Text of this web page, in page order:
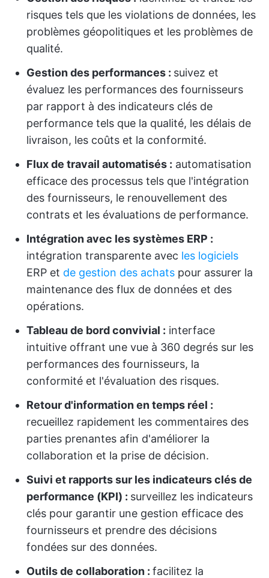
risques tels que les violations de données, les
problèmes géopolitiques et les problèmes de
qualité.
Gestion des performances : suivez et
évaluez les performances des fournisseurs
par rapport à des indicateurs clés de
performance tels que la qualité, les délais de
livraison, les coûts et la conformité.
Flux de travail automatisés : automatisation
efficace des processus tels que l'intégration
des fournisseurs, le renouvellement des
contrats et les évaluations de performance.
Intégration avec les systèmes ERP :
intégration transparente avec les logiciels
ERP et de gestion des achats pour assurer la
maintenance des flux de données et des
opérations.
Tableau de bord convivial : interface
intuitive offrant une vue à 360 degrés sur les
performances des fournisseurs, la
conformité et l'évaluation des risques.
Retour d'information en temps réel :
recueillez rapidement les commentaires des
parties prenantes afin d'améliorer la
collaboration et la prise de décision.
Suivi et rapports sur les indicateurs clés de
performance (KPI) : surveillez les indicateurs
clés pour garantir une gestion efficace des
fournisseurs et prendre des décisions
fondées sur des données.
Outils de collaboration : facilitez la